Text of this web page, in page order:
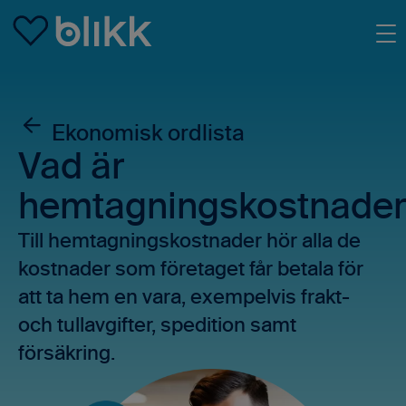
Ekonomisk ordlista
Vad är
Till hemtagningskostnader hör alla de
kostnader som företaget får betala för
att ta hem en vara, exempelvis frakt-
och tullavgifter, spedition samt
försäkring.